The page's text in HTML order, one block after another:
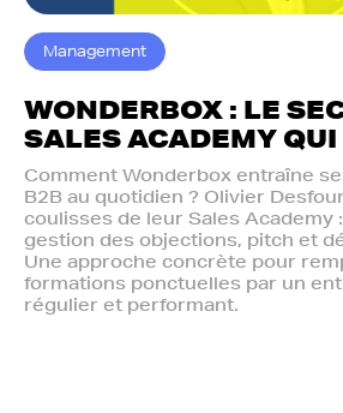
Management
WONDERBOX : LE
SALES ACADEMY QUI
Comment Wonderbox entraîne
B2B au quotidien ? Olivier
coulisses de leur Sales Academy
gestion des objections, pitch et
Une approche concrète pour
formations ponctuelles par un
régulier et performant.